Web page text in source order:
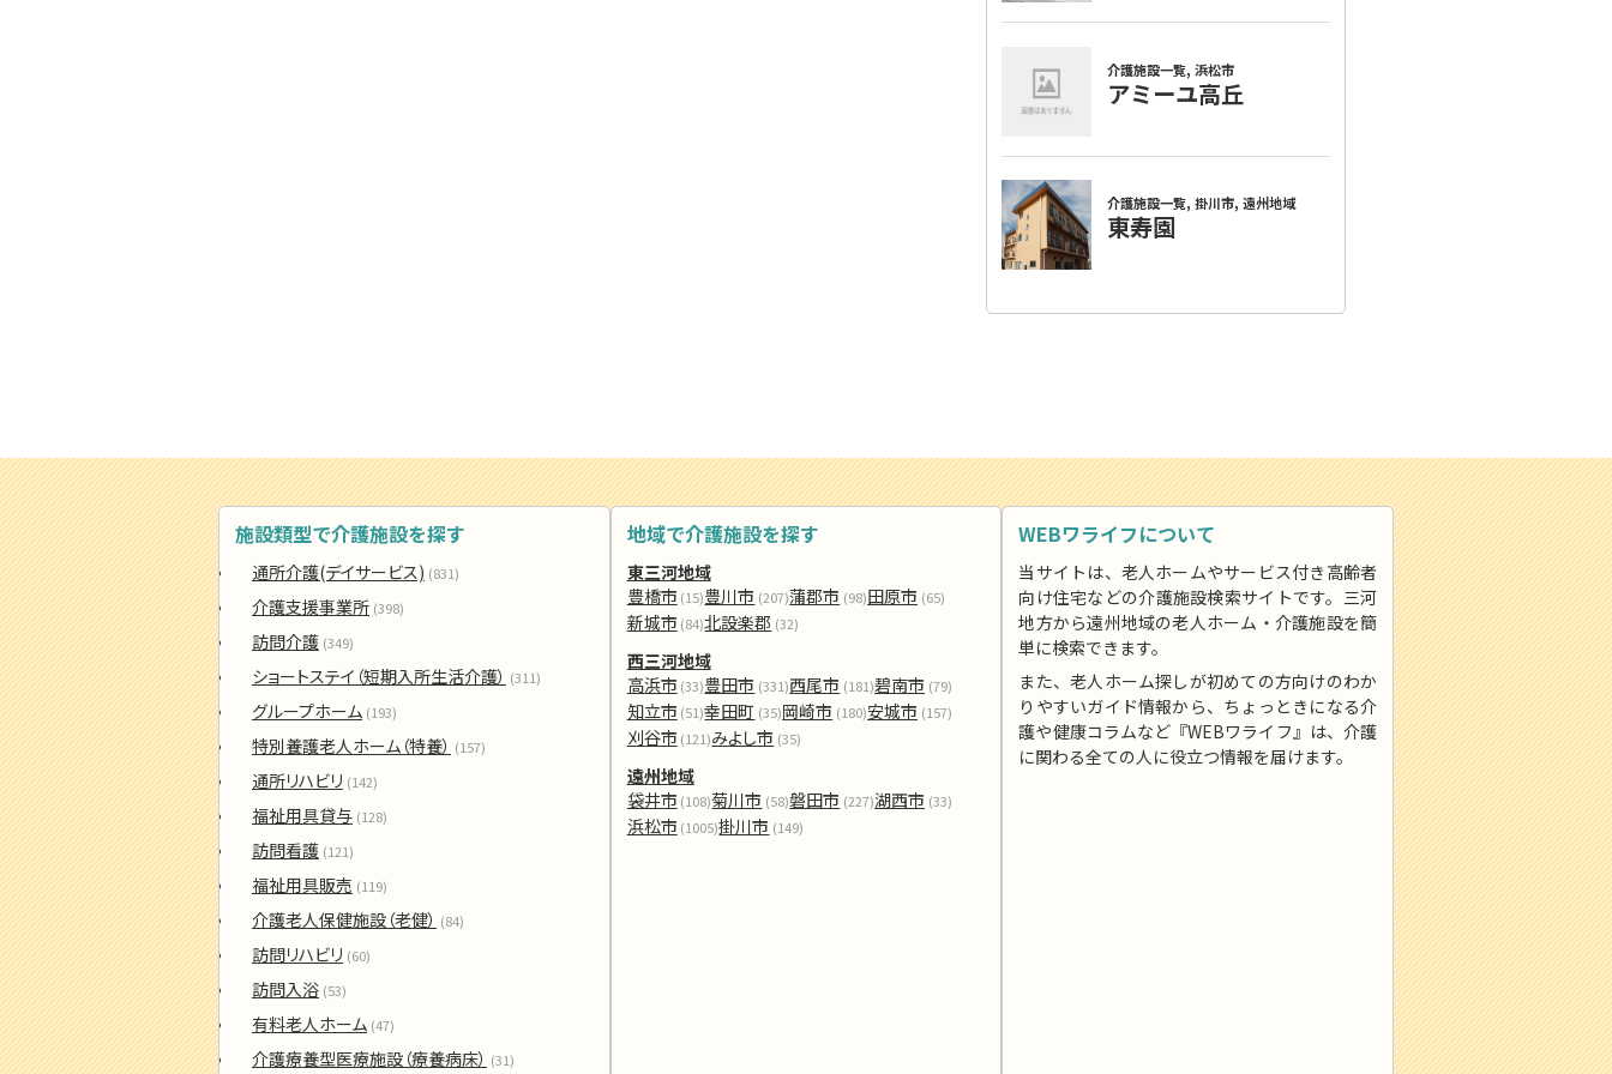
施設類型で介護施設を探す
通所介護(デイサービス) (831)
介護支援事業所 (398)
訪問介護 (349)
ショートステイ（短期入所生活介護） (311)
グループホーム (193)
特別養護老人ホーム（特養） (157)
通所リハビリ (142)
福祉用具貸与 (128)
訪問看護 (121)
福祉用具販売 (119)
介護老人保健施設（老健） (84)
訪問リハビリ (60)
訪問入浴 (53)
有料老人ホーム (47)
介護療養型医療施設（療養病床） (31)
地域で介護施設を探す
東三河地域
豊橋市 (15)豊川市 (207)蒲郡市 (98)田原市 (65)
新城市 (84)北設楽郡 (32)
西三河地域
高浜市 (33)豊田市 (331)西尾市 (181)碧南市 (79)
知立市 (51)幸田町 (35)岡崎市 (180)安城市 (157)
刈谷市 (121)みよし市 (35)
遠州地域
袋井市 (108)菊川市 (58)磐田市 (227)湖西市 (33)
浜松市 (1005)掛川市 (149)
WEBワライフについて
当サイトは、老人ホームやサービス付き高齢者
向け住宅などの介護施設検索サイトです。三河
地方から遠州地域の老人ホーム・介護施設を簡
単に検索できます。
また、老人ホーム探しが初めての方向けのわか
りやすいガイド情報から、ちょっときになる介
護や健康コラムなど『WEBワライフ』は、介護
に関わる全ての人に役立つ情報を届けます。